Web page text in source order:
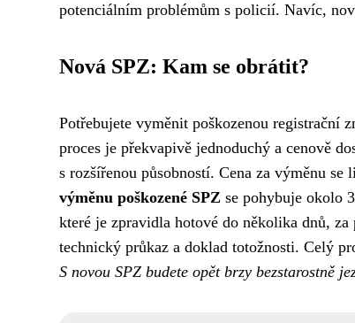
potenciálním problémům s policií. Navíc,
Nová SPZ: Kam se obrátit?
Potřebujete vyměnit poškozenou registrační
proces je překvapivě jednoduchý a cenově
s rozšířenou působností. Cena za výměnu
výměnu poškozené SPZ se pohybuje okolo
které je zpravidla hotové do několika dnů,
technický průkaz a doklad totožnosti. Celý
S novou SPZ budete opět brzy bezstarostně